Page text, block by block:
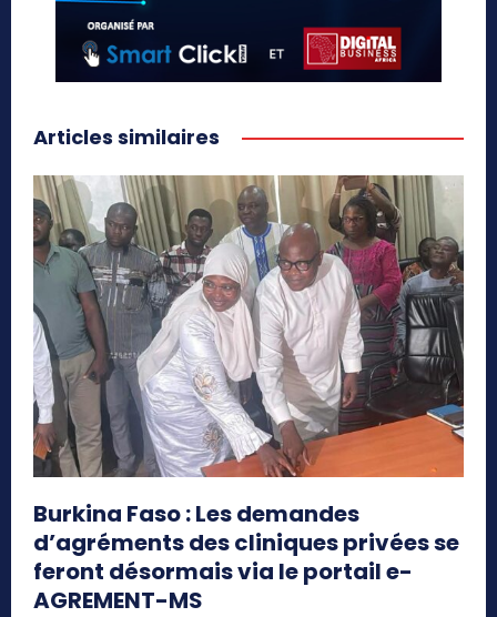
Articles similaires
Burkina Faso : Les demandes
d’agréments des cliniques privées se
feront désormais via le portail e-
AGREMENT-MS